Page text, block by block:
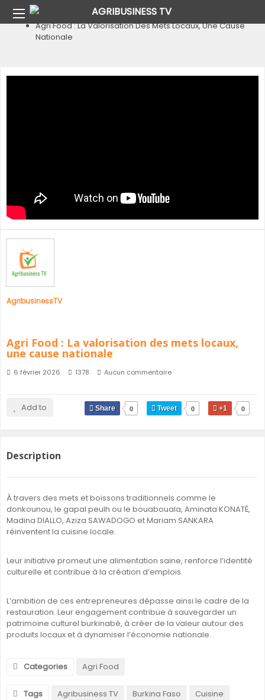
Agri Food
Agri Food : La Valorisation Des Mets Locaux, Une Cause
Nationale
AgribusinessTV
Agri Food : La valorisation des mets locaux,
une cause nationale
6 février 2026 1378 Aucun commentaire
Add to Share 0 Tweet 0 +1 0
Description
À travers des mets et boissons traditionnels comme le
donkounou, le gapal peulh ou le bouabouala, Aminata KONATÉ,
Madina DIALLO, Aziza SAWADOGO et Mariam SANKARA
réinventent la cuisine locale.
Leur initiative promeut une alimentation saine, renforce l’identité
culturelle et contribue à la création d’emplois.
L’ambition de ces entrepreneures dépasse ainsi le cadre de la
restauration. Leur engagement contribue à sauvegarder un
patrimoine culturel burkinabè, à créer de la valeur autour des
produits locaux et à dynamiser l’économie nationale.
Categories Agri Food
Tags Agribusiness TV Burkina Faso
Cuisine